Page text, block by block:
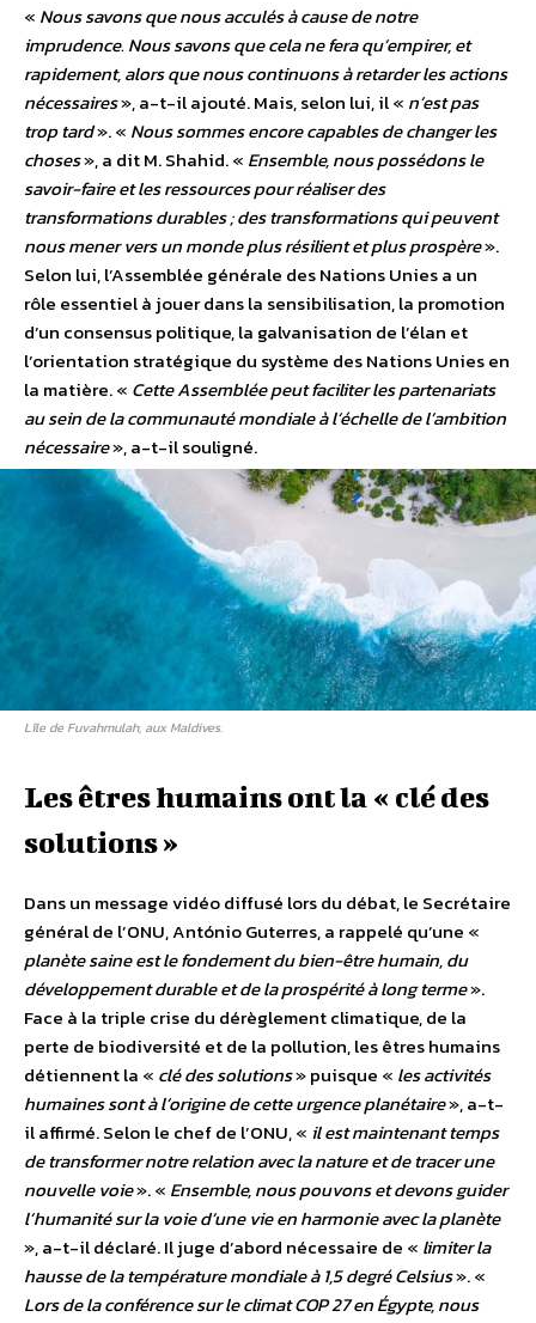
« Nous savons que nous acculés à cause de notre
imprudence. Nous savons que cela ne fera qu’empirer, et
rapidement, alors que nous continuons à retarder les actions
nécessaires», a-t-il ajouté. Mais, selon lui, il « n’est pas
trop tard». « Nous sommes encore capables de changer les
choses», a dit M. Shahid. « Ensemble, nous possédons le
savoir-faire et les ressources pour réaliser des
transformations durables ; des transformations qui peuvent
nous mener vers un monde plus résilient et plus prospère».
Selon lui, l’Assemblée générale des Nations Unies a un
rôle essentiel à jouer dans la sensibilisation, la promotion
d’un consensus politique, la galvanisation de l’élan et
l’orientation stratégique du système des Nations Unies en
la matière. « Cette Assemblée peut faciliter les partenariats
au sein de la communauté mondiale à l’échelle de l’ambition
nécessaire», a-t-il souligné.
Lîle de Fuvahmulah, aux Maldives.
Les êtres humains ont la « clé des
solutions »
Dans un message vidéo diffusé lors du débat, le Secrétaire
général de l’ONU, António Guterres, a rappelé qu’une «
planète saine est le fondement du bien-être humain, du
développement durable et de la prospérité à long terme».
Face à la triple crise du dérèglement climatique, de la
perte de biodiversité et de la pollution, les êtres humains
détiennent la « clé des solutions» puisque « les activités
humaines sont à l’origine de cette urgence planétaire», a-t-
il affirmé. Selon le chef de l’ONU, « il est maintenant temps
de transformer notre relation avec la nature et de tracer une
nouvelle voie». « Ensemble, nous pouvons et devons guider
l’humanité sur la voie d’une vie en harmonie avec la planète
», a-t-il déclaré.Il juge d’abord nécessaire de « limiter la
hausse de la température mondiale à 1,5 degré Celsius». «
Lors de la conférence sur le climat COP 27 en Égypte, nous